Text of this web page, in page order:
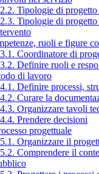
Tipologie di progetto
Tipologie di progetto
ruoli e figure
Coordinatore di
Definire ruoli e
di lavoro
Definire processi,
Curare la
Organizzare tavoli
Prendere decisioni
progettuale
Organizzare il
Comprendere il